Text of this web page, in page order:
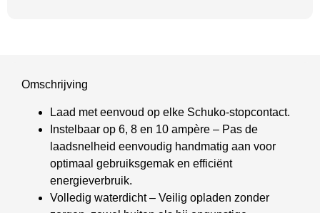
Omschrijving
Laad met eenvoud op elke Schuko-stopcontact.
Instelbaar op 6, 8 en 10 ampère – Pas de
laadsnelheid eenvoudig handmatig aan voor
optimaal gebruiksgemak en efficiënt
energieverbruik.
Volledig waterdicht – Veilig opladen zonder